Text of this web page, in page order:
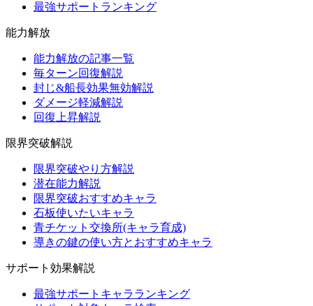
最強サポートランキング
能力解放
能力解放の記事一覧
毎ターン回復解説
封じ&船長効果無効解説
ダメージ軽減解説
回復上昇解説
限界突破解説
限界突破やり方解説
潜在能力解説
限界突破おすすめキャラ
石板使いたいキャラ
青チケット交換所(キャラ育成)
導きの鍵の使い方とおすすめキャラ
サポート効果解説
最強サポートキャラランキング